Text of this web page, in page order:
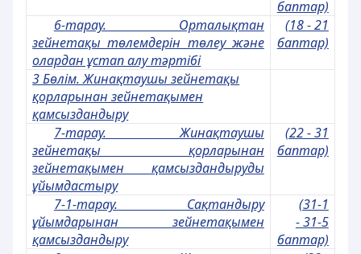
баптар)
6-тарау. Орталықтан
зейнетақы төлемдерiн төлеу және
олардан ұстап алу тәртібі
(18 - 21
баптар)
3 Бөлім. Жинақтаушы зейнетақы
қорларынан зейнетақымен
қамсыздандыру
7-тарау. Жинақтаушы
зейнетақы қорларынан
зейнетақымен қамсыздандыруды
ұйымдастыру
(22 - 31
баптар)
7-1-тарау. Сақтандыру
ұйымдарынан зейнетақымен
қамсыздандыру
(31-1
- 31-5
баптар)